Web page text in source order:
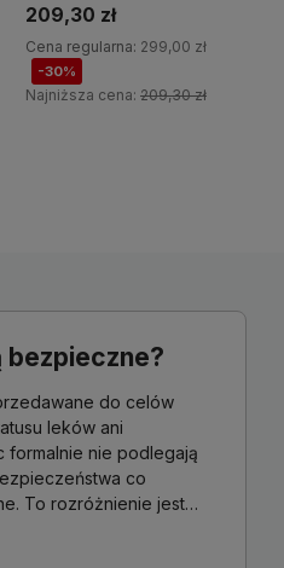
209,30 zł
Cena regularna: 299,00 zł
-30%
Najniższa cena: 209,30 zł
do celów
leków ani
formalnie nie podlegają
co
To rozróżnienie jest